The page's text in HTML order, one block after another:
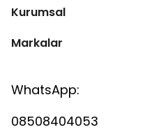
Kurumsal
Markalar
WhatsApp:
08508404053